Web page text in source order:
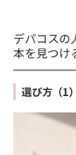
デパコスの
本を見つけ
選び方（1